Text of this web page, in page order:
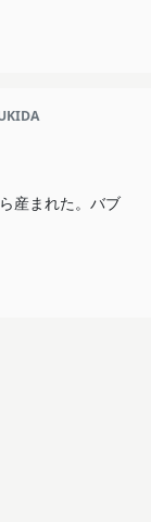
産まれた。バブ